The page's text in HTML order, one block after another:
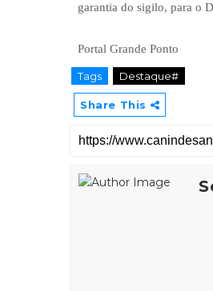
garantia do sigilo, para o
Portal Grande Ponto
Tags Destaque#
Share This